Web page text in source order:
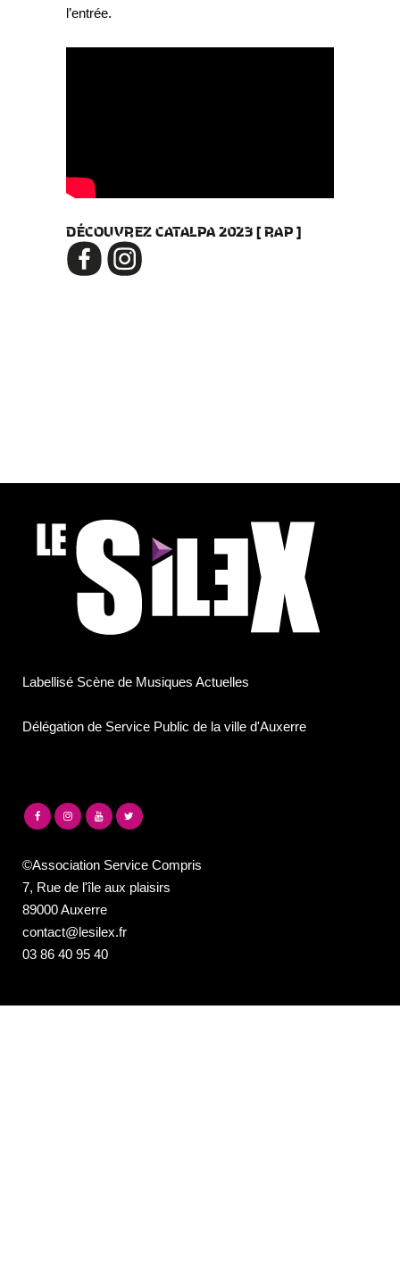
l’entrée.
DÉCOUVREZ CATALPA 2023 [ RAP ]
Labellisé Scène de Musiques Actuelles
Délégation de Service Public de la ville d'Auxerre
©Association Service Compris
7, Rue de l'île aux plaisirs
89000 Auxerre
contact@lesilex.fr
03 86 40 95 40
NEWSLETTER DE LA PROGRAMMATION